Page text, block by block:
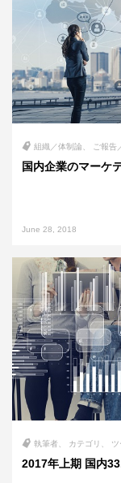
組織／体制論 ご報告
国内企業のマーケ
June 28, 2018
執筆者 カテゴリ
2017年上期 国内